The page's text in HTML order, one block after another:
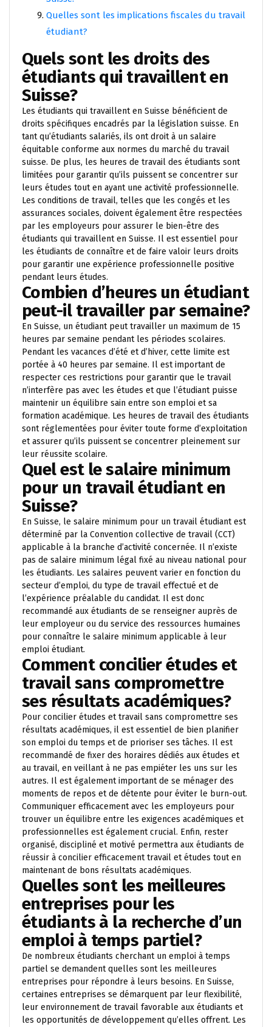
Quelles sont les implications fiscales du travail
étudiant?
Quels sont les droits des
étudiants qui travaillent en
Suisse?
Les étudiants qui travaillent en Suisse bénéficient de
droits spécifiques encadrés par la législation suisse. En
tant qu’étudiants salariés, ils ont droit à un salaire
équitable conforme aux normes du marché du travail
suisse. De plus, les heures de travail des étudiants sont
limitées pour garantir qu’ils puissent se concentrer sur
leurs études tout en ayant une activité professionnelle.
Les conditions de travail, telles que les congés et les
assurances sociales, doivent également être respectées
par les employeurs pour assurer le bien-être des
étudiants qui travaillent en Suisse. Il est essentiel pour
les étudiants de connaître et de faire valoir leurs droits
pour garantir une expérience professionnelle positive
pendant leurs études.
Combien d’heures un étudiant
peut-il travailler par semaine?
En Suisse, un étudiant peut travailler un maximum de 15
heures par semaine pendant les périodes scolaires.
Pendant les vacances d’été et d’hiver, cette limite est
portée à 40 heures par semaine. Il est important de
respecter ces restrictions pour garantir que le travail
n’interfère pas avec les études et que l’étudiant puisse
maintenir un équilibre sain entre son emploi et sa
formation académique. Les heures de travail des étudiants
sont réglementées pour éviter toute forme d’exploitation
et assurer qu’ils puissent se concentrer pleinement sur
leur réussite scolaire.
Quel est le salaire minimum
pour un travail étudiant en
Suisse?
En Suisse, le salaire minimum pour un travail étudiant est
déterminé par la Convention collective de travail (CCT)
applicable à la branche d’activité concernée. Il n’existe
pas de salaire minimum légal fixé au niveau national pour
les étudiants. Les salaires peuvent varier en fonction du
secteur d’emploi, du type de travail effectué et de
l’expérience préalable du candidat. Il est donc
recommandé aux étudiants de se renseigner auprès de
leur employeur ou du service des ressources humaines
pour connaître le salaire minimum applicable à leur
emploi étudiant.
Comment concilier études et
travail sans compromettre
ses résultats académiques?
Pour concilier études et travail sans compromettre ses
résultats académiques, il est essentiel de bien planifier
son emploi du temps et de prioriser ses tâches. Il est
recommandé de fixer des horaires dédiés aux études et
au travail, en veillant à ne pas empiéter les uns sur les
autres. Il est également important de se ménager des
moments de repos et de détente pour éviter le burn-out.
Communiquer efficacement avec les employeurs pour
trouver un équilibre entre les exigences académiques et
professionnelles est également crucial. Enfin, rester
organisé, discipliné et motivé permettra aux étudiants de
réussir à concilier efficacement travail et études tout en
maintenant de bons résultats académiques.
Quelles sont les meilleures
entreprises pour les
étudiants à la recherche d’un
emploi à temps partiel?
De nombreux étudiants cherchant un emploi à temps
partiel se demandent quelles sont les meilleures
entreprises pour répondre à leurs besoins. En Suisse,
certaines entreprises se démarquent par leur flexibilité,
leur environnement de travail favorable aux étudiants et
les opportunités de développement qu’elles offrent. Les